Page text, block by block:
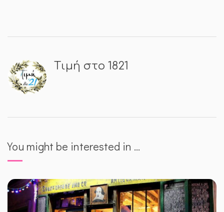
Τιμή στο 1821
You might be interested in …